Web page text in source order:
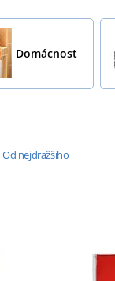
Domácnost
Od nejdražšího